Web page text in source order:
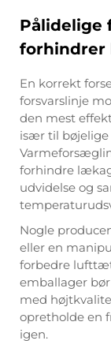
Pålidelige
En korrekt
forsvarslinje
den mest
især til bøjelige
forhindre
udvidelse og
Nogle
eller en
forbedre
emballager
med
opretholde en
igen.